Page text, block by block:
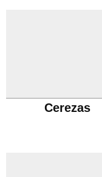
Cerezas